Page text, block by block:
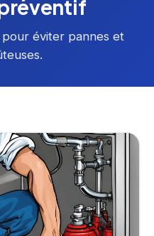
éviter pannes et